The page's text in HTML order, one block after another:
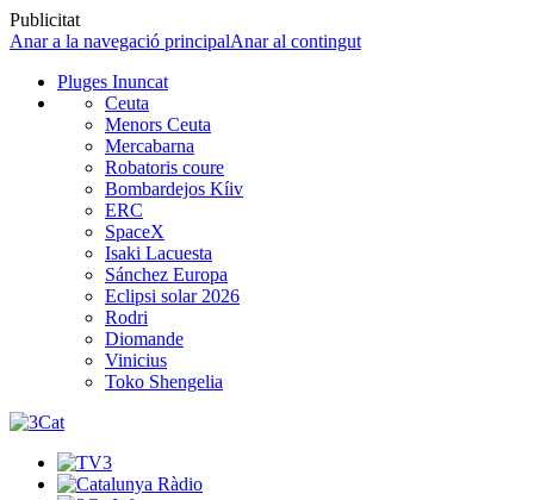
Publicitat
Anar a la navegació principalAnar al contingut
Pluges Inuncat
Ceuta
Menors Ceuta
Mercabarna
Robatoris coure
Bombardejos Kíiv
ERC
SpaceX
Isaki Lacuesta
Sánchez Europa
Eclipsi solar 2026
Rodri
Diomande
Vinicius
Toko Shengelia